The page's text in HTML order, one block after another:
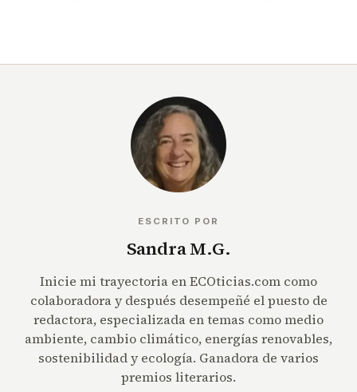
ESCRITO POR
Sandra M.G.
Inicie mi trayectoria en ECOticias.com como
colaboradora y después desempeñé el puesto de
redactora, especializada en temas como medio
ambiente, cambio climático, energías renovables,
sostenibilidad y ecología. Ganadora de varios
premios literarios.